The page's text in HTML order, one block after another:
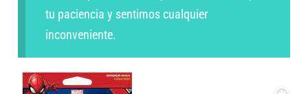
tu paciencia y sentimos cualquier
inconveniente.